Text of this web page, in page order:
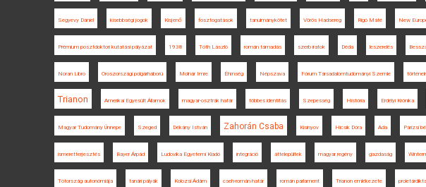
Segyevy Dániel kisebbségi jogok Kisjenő fosztogatások tanulmánykötet Vörös Hadsereg Rigó Máté New
Prémium posztdoktori kutatási pályázat 1938 Tóth László román támadás szerb iratok Déda leszerelés
Noran Libro Oroszországi polgárháború Molnár Imre Éhínség Népszava Fórum Társadalomtudományi Szemle
Trianon Amerikai Egyesült Államok magyar-osztrák határ többes identitás Szepesség História Erdélyi Krónika
Magyar Tudomány Ünnepe Szeged Dékány István Zahorán Csaba Kisinyov Hicsik Dóra Ada Párizsi
ismeretterjesztés Bayer Árpád Ludovika Egyetemi Kiadó integráció áttelepültek magyar regény gazdaság
Tótország autonómiája tanári pályák Kolozsi Ádám cseh-román határ román parlament Trianon emlékezete